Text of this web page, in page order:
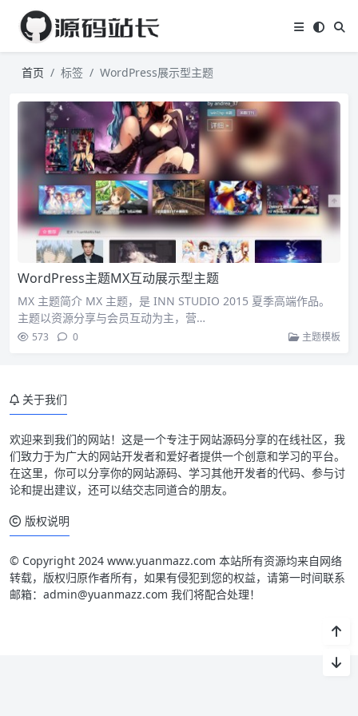
首页 标签 WordPress展示型主题
WordPress主题MX互动展示型主题
MX 主题简介 MX 主题，是 INN STUDIO 2015 夏季高端作品。
主题以资源分享与会员互动为主，营…
573 0 主题模板
关于我们
欢迎来到我们的网站！这是一个专注于网站源码分享的在线社区，我
们致力于为广大的网站开发者和爱好者提供一个创意和学习的平台。
在这里，你可以分享你的网站源码、学习其他开发者的代码、参与讨
论和提出建议，还可以结交志同道合的朋友。
版权说明
© Copyright 2024 www.yuanmazz.com 本站所有资源均来自网络
转载，版权归原作者所有，如果有侵犯到您的权益，请第一时间联系
邮箱：admin@yuanmazz.com 我们将配合处理！